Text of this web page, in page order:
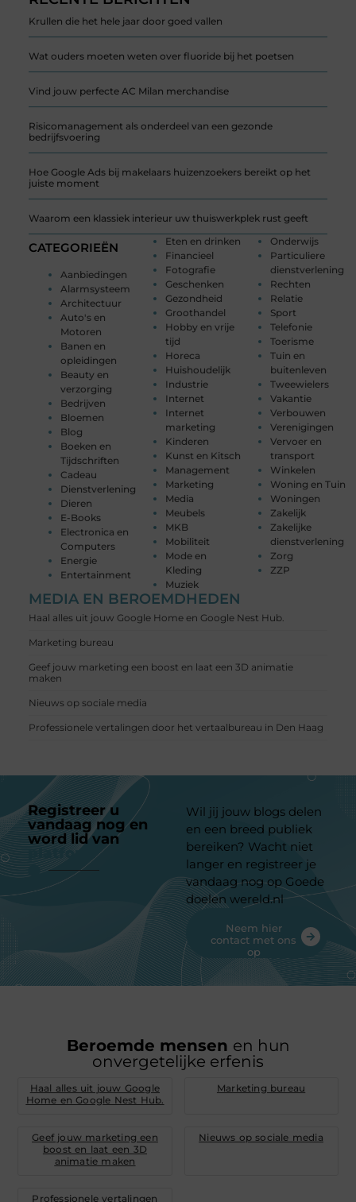
Krullen die het hele jaar door goed vallen
Wat ouders moeten weten over fluoride bij het poetsen
Vind jouw perfecte AC Milan merchandise
Risicomanagement als onderdeel van een gezonde
bedrijfsvoering
Hoe Google Ads bij makelaars huizenzoekers bereikt op het
juiste moment
Waarom een klassiek interieur uw thuiswerkplek rust geeft
CATEGORIEËN
Aanbiedingen
Alarmsysteem
Architectuur
Auto's en
Motoren
Banen en
opleidingen
Beauty en
verzorging
Bedrijven
Bloemen
Blog
Boeken en
Tijdschriften
Cadeau
Dienstverlening
Dieren
E-Books
Electronica en
Computers
Energie
Entertainment
Eten en drinken
Financieel
Fotografie
Geschenken
Gezondheid
Groothandel
Hobby en vrije
tijd
Horeca
Huishoudelijk
Industrie
Internet
Internet
marketing
Kinderen
Kunst en Kitsch
Management
Marketing
Media
Meubels
MKB
Mobiliteit
Mode en
Kleding
Muziek
Onderwijs
Particuliere
dienstverlening
Rechten
Relatie
Sport
Telefonie
Toerisme
Tuin en
buitenleven
Tweewielers
Vakantie
Verbouwen
Verenigingen
Vervoer en
transport
Winkelen
Woning en Tuin
Woningen
Zakelijk
Zakelijke
dienstverlening
Zorg
ZZP
MEDIA EN BEROEMDHEDEN
Haal alles uit jouw Google Home en Google Nest Hub.
Marketing bureau
Geef jouw marketing een boost en laat een 3D animatie
maken
Nieuws op sociale media
Professionele vertalingen door het vertaalbureau in Den Haag
Registreer u
vandaag nog en
word lid van
platform
Wil jij jouw blogs delen
en een breed publiek
bereiken? Wacht niet
langer en registreer je
vandaag nog op Goede
doelen wereld.nl
Neem hier
contact met ons
op
Beroemde mensen en hun
onvergetelijke erfenis
Haal alles uit jouw Google
Home en Google Nest Hub.
Marketing bureau
Geef jouw marketing een
boost en laat een 3D
animatie maken
Nieuws op sociale media
Professionele vertalingen